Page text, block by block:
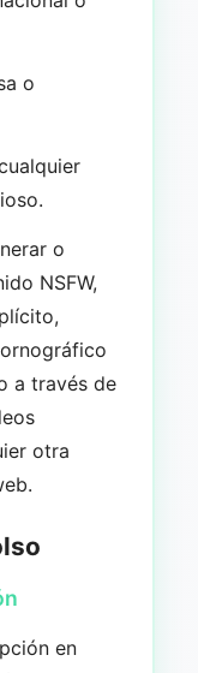
o
o
NSFW,
a través de
otra
en